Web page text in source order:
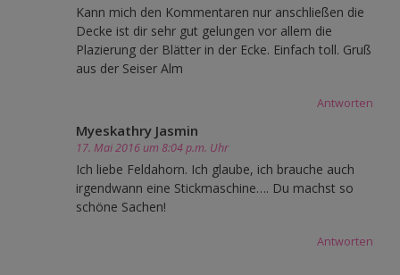
Kann mich den Kommentaren nur anschließen die
Decke ist dir sehr gut gelungen vor allem die
Plazierung der Blätter in der Ecke. Einfach toll. Gruß
aus der Seiser Alm
Antworten
Myeskathry Jasmin
17. Mai 2016 um 8:04 p.m. Uhr
Ich liebe Feldahorn. Ich glaube, ich brauche auch
irgendwann eine Stickmaschine…. Du machst so
schöne Sachen!
Antworten